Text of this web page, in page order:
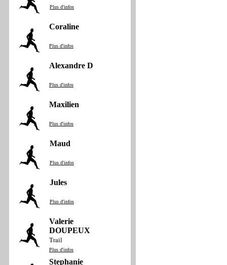
Plus d'infos
Coraline
Plus d'infos
Alexandre D
Plus d'infos
Maxilien
Plus d'infos
Maud
Plus d'infos
Jules
Plus d'infos
Valerie
DOUPEUX
Trail
Plus d'infos
Stephanie